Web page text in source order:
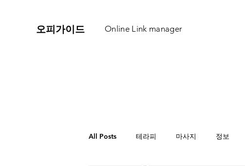
​오피가이드 Online Link manager
All Posts 테라피 마사지 정보